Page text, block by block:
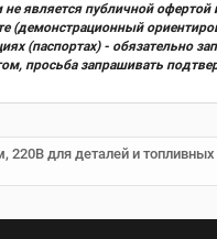
является публичной
(демонстрационный
(паспортах) - обязательно
просьба запрашивать
220В для деталей и